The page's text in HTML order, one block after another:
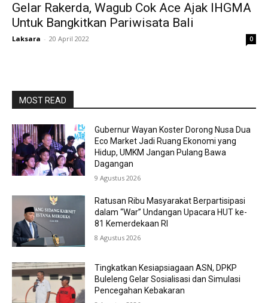
Gelar Rakerda, Wagub Cok Ace Ajak IHGMA
Untuk Bangkitkan Pariwisata Bali
Laksara - 20 April 2022 0
MOST READ
Gubernur Wayan Koster Dorong Nusa Dua
Eco Market Jadi Ruang Ekonomi yang
Hidup, UMKM Jangan Pulang Bawa
Dagangan
9 Agustus 2026
Ratusan Ribu Masyarakat Berpartisipasi
dalam “War” Undangan Upacara HUT ke-
81 Kemerdekaan RI
8 Agustus 2026
Tingkatkan Kesiapsiagaan ASN, DPKP
Buleleng Gelar Sosialisasi dan Simulasi
Pencegahan Kebakaran